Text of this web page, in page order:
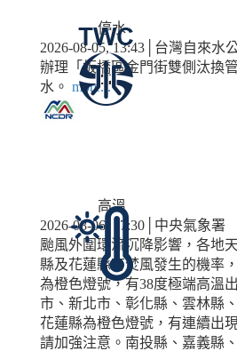
停水
2026-08-05, 13:43│台灣自來水
辦理「板橋區金門街雙側汰換
水。 more...
高溫
2026-08-06, 17:30│中央氣象署
颱風外圍環流沉降影響，各地
縣及花蓮縣有焚風發生的機率
為橙色燈號，有38度極端高溫
市、新北市、彰化縣、雲林縣
花蓮縣為橙色燈號，有連續出
請加強注意。南投縣、嘉義縣